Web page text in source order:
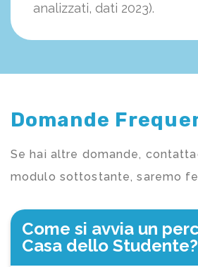
analizzati, dati 2023).
Domande
Se hai altre domande,
modulo sottostante, saremo
Come si avvia un
Casa dello Studente?